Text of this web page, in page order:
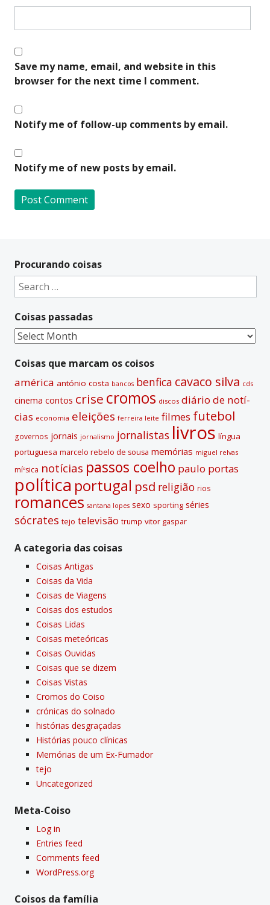
Save my name, email, and website in this
browser for the next time I comment.
Notify me of follow-up comments by email.
Notify me of new posts by email.
t
e
a
t
i
v
Procurando coisas
Search
for:
Coisas passadas
Coisas
Coisas que marcam os coisos
américa antónio costa bancos benfica cavaco silva cds
cinema contos crise cromos discos diário de notí­
cias economia eleições ferreira leite filmes futebol
governos jornais jornalismo jornalistas livros lí­ngua
portuguesa marcelo rebelo de sousa memórias miguel relvas
míºsica notí­cias passos coelho paulo portas
polí­tica portugal psd religião rios
romances santana lopes sexo sporting séries
sócrates tejo televisão trump vitor gaspar
A categoria das coisas
Coisas Antigas
Coisas da Vida
Coisas de Viagens
Coisas dos estudos
Coisas Lidas
Coisas meteóricas
Coisas Ouvidas
Coisas que se dizem
Coisas Vistas
Cromos do Coiso
crónicas do solnado
histórias desgraçadas
Histórias pouco clí­nicas
Memórias de um Ex-Fumador
tejo
Uncategorized
Meta-Coiso
Log in
Entries feed
Comments feed
WordPress.org
Coisos da famí­lia